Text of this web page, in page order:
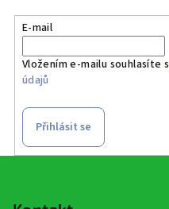
E-mail
Vložením e-mailu souhlasíte s
údajů
Přihlásit se